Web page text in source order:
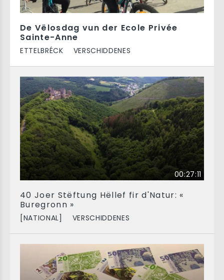
De Vëlosdag vun der Ecole Privée
Sainte-Anne
ETTELBRÉCK VERSCHIDDENES
00:27:11
40 Joer Stëftung Hëllef fir d'Natur: «
Buregronn »
[NATIONAL] VERSCHIDDENES